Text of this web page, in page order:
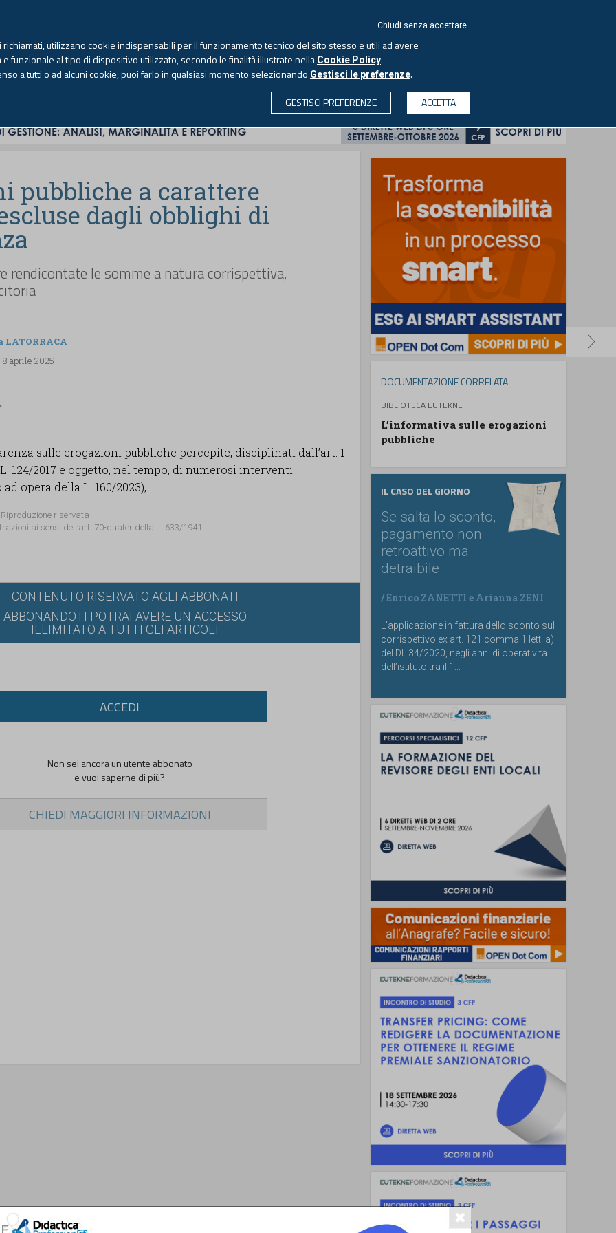
Venerdì, 7 agosto 2026 -Aggiornato alle 6.00
ECONOMIA & SOCIETÀ PROFESSIONI
pubbliche a carattere
dagli obblighi di
rendicontate le somme a natura corrispettiva,
8 aprile 2025
sulle erogazioni pubbliche percepite, disciplinati dall’art. 1
124/2017 e oggetto, nel tempo, di numerosi interventi
opera della L. 160/2023), ...
riservata
ai sensi dell’art. 70-quater della L. 633/1941
CONTENUTO RISERVATO AGLI ABBONATI
ABBONANDOTI POTRAI AVERE UN ACCESSO
ILLIMITATO A TUTTI GLI ARTICOLI
ACCEDI
Non sei ancora un utente abbonato
e vuoi saperne di più?
CHIEDI MAGGIORI INFORMAZIONI
DOCUMENTAZIONE CORRELATA
BIBLIOTECA EUTEKNE
L’informativa sulle erogazioni
pubbliche
IL CASO DEL GIORNO
Se salta lo sconto,
pagamento non
retroattivo ma
detraibile
/Enrico ZANETTI e Arianna ZENI
L’applicazione in fattura dello sconto sul
corrispettivo ex art. 121 comma 1 lett. a)
del DL 34/2020, negli anni di operatività
dell’istituto tra il 1...
Chiudi senza accettare
utilizzano cookie indispensabili per il funzionamento tecnico del sito stesso e utili ad avere
funzionale al tipo di dispositivo utilizzato, secondo le finalità illustrate nella Cookie Policy.
a tutti o ad alcuni cookie, puoi farlo in qualsiasi momento selezionando Gestisci le preferenze.
GESTISCI PREFERENZE
ACCETTA